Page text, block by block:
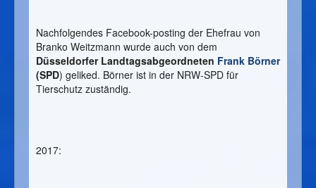
Nachfolgendes Facebook-posting der Ehefrau von
Branko Weitzmann wurde auch von dem
Düsseldorfer Landtagsabgeordneten Frank Börner
(SPD) geliked. Börner ist in der NRW-SPD für
Tierschutz zuständig.
2017: